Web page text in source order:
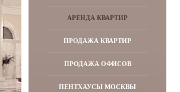
АРЕНДА КВАРТИР
ПРОДАЖА КВАРТИР
ПРОДАЖА ОФИСОВ
ПЕНТХАУСЫ МОСКВЫ